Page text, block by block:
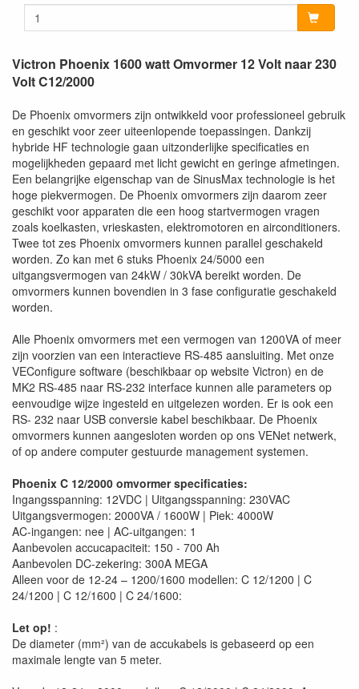
Victron Phoenix 1600 watt Omvormer 12 Volt naar 230
Volt C12/2000
De Phoenix omvormers zijn ontwikkeld voor professioneel gebruik
en geschikt voor zeer uiteenlopende toepassingen. Dankzij
hybride HF technologie gaan uitzonderlijke specificaties en
mogelijkheden gepaard met licht gewicht en geringe afmetingen.
Een belangrijke eigenschap van de SinusMax technologie is het
hoge piekvermogen. De Phoenix omvormers zijn daarom zeer
geschikt voor apparaten die een hoog startvermogen vragen
zoals koelkasten, vrieskasten, elektromotoren en airconditioners.
Twee tot zes Phoenix omvormers kunnen parallel geschakeld
worden. Zo kan met 6 stuks Phoenix 24/5000 een
uitgangsvermogen van 24kW / 30kVA bereikt worden. De
omvormers kunnen bovendien in 3 fase configuratie geschakeld
worden.
Alle Phoenix omvormers met een vermogen van 1200VA of meer
zijn voorzien van een interactieve RS-485 aansluiting. Met onze
VEConfigure software (beschikbaar op website Victron) en de
MK2 RS-485 naar RS-232 interface kunnen alle parameters op
eenvoudige wijze ingesteld en uitgelezen worden. Er is ook een
RS- 232 naar USB conversie kabel beschikbaar. De Phoenix
omvormers kunnen aangesloten worden op ons VENet netwerk,
of op andere computer gestuurde management systemen.
Phoenix C 12/2000 omvormer specificaties:
Ingangsspanning: 12VDC | Uitgangsspanning: 230VAC
Uitgangsvermogen: 2000VA / 1600W | Piek: 4000W
AC-ingangen: nee | AC-uitgangen: 1
Aanbevolen accucapaciteit: 150 - 700 Ah
Aanbevolen DC-zekering: 300A MEGA
Alleen voor de 12-24 – 1200/1600 modellen: C 12/1200 | C
24/1200 | C 12/1600 | C 24/1600:
Let op! :
De diameter (mm²) van de accukabels is gebaseerd op een
maximale lengte van 5 meter.